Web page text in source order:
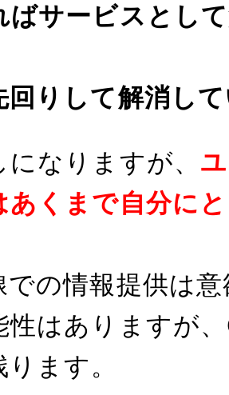
ばサービスとし
回りして解消し
なりますが、
あくまで自分に
での情報提供は
性はありますが
ます。